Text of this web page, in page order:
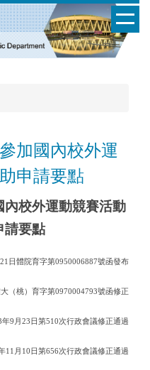
加國內校外運
申請要點
內校外運動競賽活動
請要點
21 日體院育字第0950006887號函發布
大（桃）育字第0970004793號函修正
年9 月 23 日第510次行政會議修正通過
11 月 10 日第656次行政會議修正通過